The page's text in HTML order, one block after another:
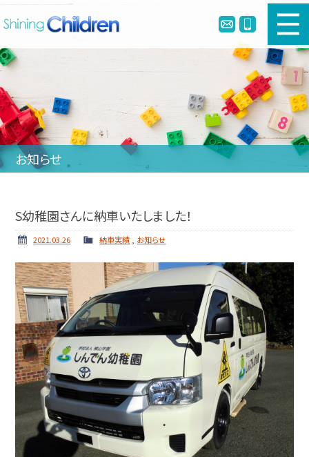
新車幼児バスのご購入
中古幼児バスのご購入
幼児バスとは
リメイク・定員変更・簡易シートベルト
ホーム ニュース
納車実績 お問い合わせ
個人情報保護方針
お知らせ
S幼稚園さんに納車いたしました！
2021.03.26 納車実績 お知らせ